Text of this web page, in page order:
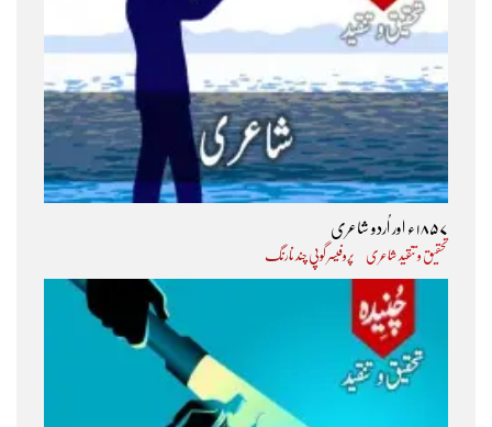
۱۸۵۷ء اور اُردو شاعری
تحقیق و تنقید شاعری پروفیسر گوپی چند نارنگ